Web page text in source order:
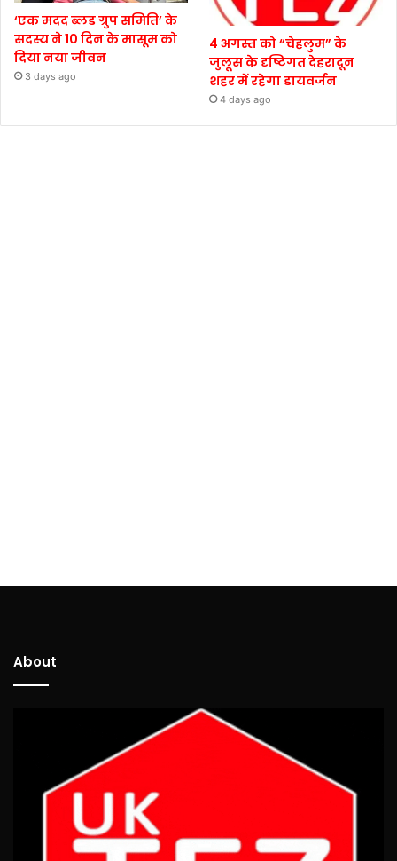
‘एक मदद ब्लड ग्रुप समिति’ के
सदस्य ने 10 दिन के मासूम को
दिया नया जीवन
3 days ago
4 अगस्त को “चेहलुम” के
जुलूस के दृष्टिगत देहरादून
शहर में रहेगा डायवर्जन
4 days ago
About